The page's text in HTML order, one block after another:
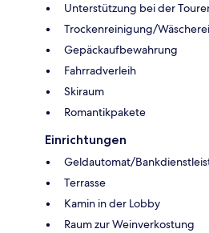
Unterstützung bei der
Trockenreinigung/
Gepäckaufbewahrung
Fahrradverleih
Skiraum
Romantikpakete
Einrichtungen
Geldautomat/
Terrasse
Kamin in der Lobby
Raum zur Weinverkostung